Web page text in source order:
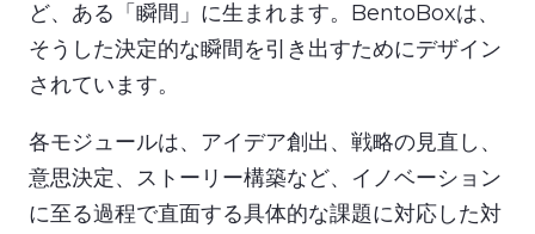
ど、ある「瞬間」に生まれます。BentoBoxは、
そうした決定的な瞬間を引き出すためにデザイン
されています。
各モジュールは、アイデア創出、戦略の見直し、
意思決定、ストーリー構築など、イノベーション
に至る過程で直面する具体的な課題に対応した対